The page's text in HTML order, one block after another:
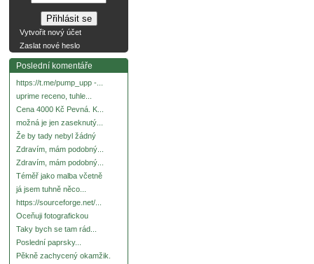
Vytvořit nový účet
Zaslat nové heslo
Poslední komentáře
https://t.me/pump_upp -...
uprime receno, tuhle...
Cena 4000 Kč Pevná. K...
možná je jen zaseknutý...
Že by tady nebyl žádný
Zdravím, mám podobný...
Zdravím, mám podobný...
Téměř jako malba včetně
já jsem tuhně něco...
https://sourceforge.net/...
Oceňuji fotografickou
Taky bych se tam rád...
Poslední paprsky...
Pěkně zachycený okamžik.